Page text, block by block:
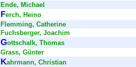
Ende, Michael
Ferch, Heino
Flemming, Catherine
Fuchsberger, Joachim
Gottschalk, Thomas
Grass, Günter
Kahrmann, Christian